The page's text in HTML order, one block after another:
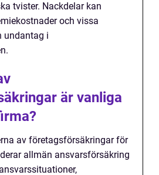
tvister. Nackdelar kan
och vissa
undantag i
är vanliga
av företagsförsäkringar för
allmän ansvarsförsäkring